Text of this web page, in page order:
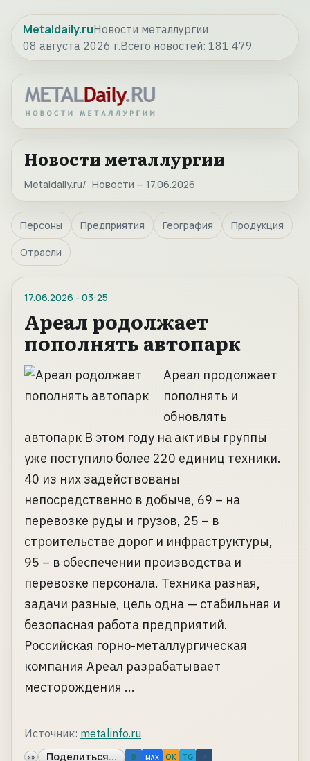
Metaldaily.ruНовости металлургии
08 августа 2026 г.Всего новостей: 181 479
Новости металлургии
Metaldaily.ru Новости — 17.06.2026
Персоны Предприятия География Продукция
Отрасли
17.06.2026 - 03:25
Ареал родолжает
пополнять автопарк
Ареал продолжает
пополнять и
обновлять
автопарк В этом году на активы группы
уже поступило более 220 единиц техники.
40 из них задействованы
непосредственно в добыче, 69 – на
перевозке руды и грузов, 25 – в
строительстве дорог и инфраструктуры,
95 – в обеспечении производства и
перевозке персонала. Техника разная,
задачи разные, цель одна — стабильная и
безопасная работа предприятий.
Российская горно-металлургическая
компания Ареал разрабатывает
месторождения ...
Источник: metalinfo.ru
«» Поделиться... B MAX OK TG ↗